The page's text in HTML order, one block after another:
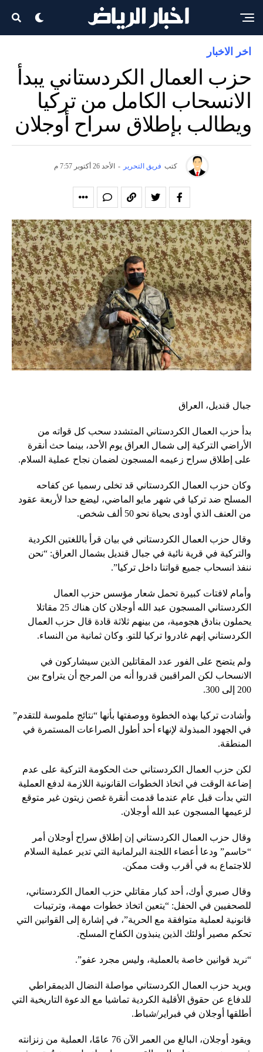
اخر الاخبار
حزب العمال الكردستاني يبدأ
الانسحاب الكامل من تركيا
ويطالب بإطلاق سراح أوجلان
كتب فريق التحرير - الأحد 26 أكتوبر 7:57 م
جبال قنديل، العراق
بدأ حزب العمال الكردستاني المتشدد سحب كل قواته من
الأراضي التركية إلى شمال العراق يوم الأحد، بينما حث أنقرة
على إطلاق سراح زعيمه المسجون لضمان نجاح عملية السلام.
وكان حزب العمال الكردستاني قد تخلى رسميا عن كفاحه
المسلح ضد تركيا في شهر مايو الماضي، ليضع حدا لأربعة عقود
من العنف الذي أودى بحياة نحو 50 ألف شخص.
وقال حزب العمال الكردستاني في بيان قرأ باللغتين الكردية
والتركية في قرية نائية في جبال قنديل بشمال العراق: “نحن
ننفذ انسحاب جميع قواتنا داخل تركيا”.
وأمام لافتات كبيرة تحمل شعار مؤسس حزب العمال
الكردستاني المسجون عبد الله أوجلان كان هناك 25 مقاتلا
يحملون بنادق هجومية، من بينهم ثلاثة قادة قال حزب العمال
الكردستاني إنهم غادروا تركيا للتو. وكان ثمانية من النساء.
ولم يتضح على الفور عدد المقاتلين الذين سيشاركون في
الانسحاب لكن المراقبين قدروا أنه من المرجح أن يتراوح بين
200 إلى 300.
وأشادت تركيا بهذه الخطوة ووصفتها بأنها “نتائج ملموسة للتقدم”
في الجهود المبذولة لإنهاء أحد أطول الصراعات المستمرة في
المنطقة.
لكن حزب العمال الكردستاني حث الحكومة التركية على عدم
إضاعة الوقت في اتخاذ الخطوات القانونية اللازمة لدفع العملية
التي بدأت قبل عام عندما قدمت أنقرة غصن زيتون غير متوقع
لزعيمها المسجون عبد الله أوجلان.
وقال حزب العمال الكردستاني إن إطلاق سراح أوجلان أمر
“حاسم” ودعا أعضاء اللجنة البرلمانية التي تدير عملية السلام
للاجتماع به في أقرب وقت ممكن.
وقال صبري أوك، أحد كبار مقاتلي حزب العمال الكردستاني،
للصحفيين في الحفل: “يتعين اتخاذ خطوات مهمة، وترتيبات
قانونية لعملية متوافقة مع الحرية”، في إشارة إلى القوانين التي
تحكم مصير أولئك الذين ينبذون الكفاح المسلح.
“نريد قوانين خاصة بالعملية، وليس مجرد عفو”.
ويريد حزب العمال الكردستاني مواصلة النضال الديمقراطي
للدفاع عن حقوق الأقلية الكردية تماشيا مع الدعوة التاريخية التي
أطلقها أوجلان في فبراير/شباط.
ويقود أوجلان، البالغ من العمر الآن 76 عامًا، العملية من زنزانته